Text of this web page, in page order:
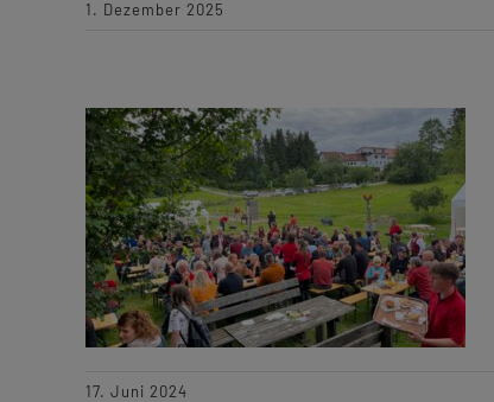
1. Dezember 2025
17. Juni 2024